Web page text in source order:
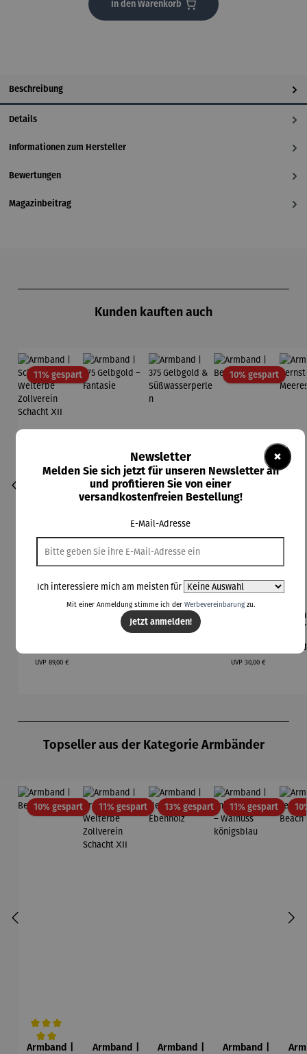
In den Warenkorb
Beschreibung
Details
Informationen zum Hersteller
Bewertungen
Magazinbeitrag
Kunden kauften auch
11% gespartRabatt
Zollverein
UVPRegulärer Preis:
89,00 €
Armband |
375
Armband |
375
10% gespartRabatt
Durchschnittliche
UVP Regulärer Preis:
30,00 €
Topseller aus der Kategorie Armbänder
10% gespartRabatt
Durchschnittliche Bewertung von 5 von 5 Sternen
Armband |
11% gespartRabatt
Armband |
13% gespartRabatt
Armband |
11% gespartRabatt
Armband |
×
Newsletter
Melden Sie sich jetzt für unseren Newsletter an
und profitieren Sie von einer
versandkostenfreien Bestellung!
E-Mail-Adresse
Ich interessiere mich am meisten für
Mit einer Anmeldung stimme ich der Werbevereinbarungzu.
Jetzt anmelden!